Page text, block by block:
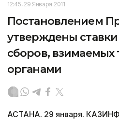
12:45, 29 Января 2011
Постановлением
утверждены
сборов,
органами
АСТАНА. 29 января.